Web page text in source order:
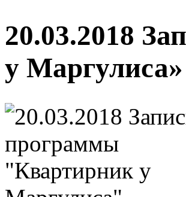
20.03.2018
у Маргулиса»